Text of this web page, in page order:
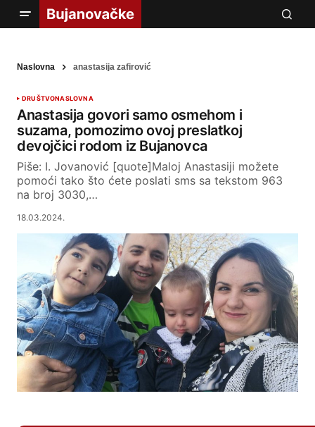
Naslovna anastasija zafirović
DRUŠTVONASLOVNA
Anastasija govori samo osmehom i
suzama, pomozimo ovoj preslatkoj
devojčici rodom iz Bujanovca
Piše: I. Jovanović [quote]Maloj Anastasiji možete
pomoći tako što ćete poslati sms sa tekstom 963
na broj 3030,…
18.03.2024.